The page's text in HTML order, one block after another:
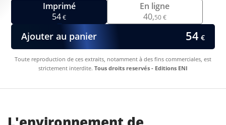
Imprimé
54€
En ligne
40,50 €
Ajouter au panier 54€
Toute reproduction de ces extraits, notamment à des fins commerciales, est
strictement interdite. Tous droits reservés - Editions ENI